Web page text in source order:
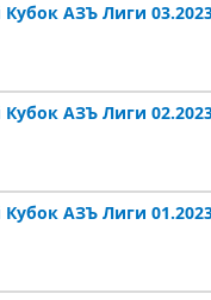
АЗЪ Лиги
АЗЪ Лиги
АЗЪ Лиги